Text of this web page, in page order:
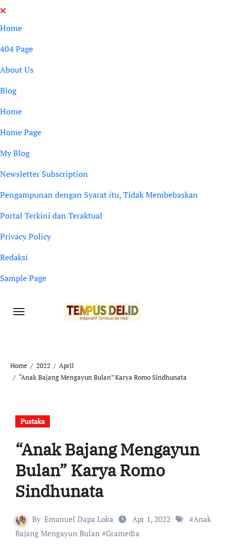
Skip
to
Home
404 Page
About Us
Blog
Home
Home Page
My Blog
Newsletter Subscription
Pengampunan dengan Syarat itu, Tidak Membebaskan
Portal Terkini dan Teraktual
Privacy Policy
Redaksi
Sample Page
Home 2022
April
“Anak Bajang Mengayun Bulan” Karya Romo Sindhunata
Pustaka
“Anak Bajang Mengayun
Bulan” Karya Romo
Sindhunata
By Emanuel Dapa Loka Apr 1, 2022 #Anak
Bajang Mengayun Bulan #Gramedia